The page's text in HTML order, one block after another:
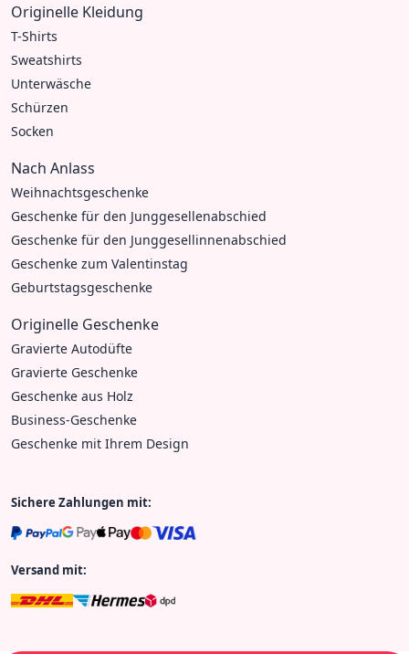
Originelle Kleidung
T-Shirts
Sweatshirts
Unterwäsche
Schürzen
Socken
Nach Anlass
Weihnachtsgeschenke
Geschenke für den Junggesellenabschied
Geschenke für den Junggesellinnenabschied
Geschenke zum Valentinstag
Geburtstagsgeschenke
Originelle Geschenke
Gravierte Autodüfte
Gravierte Geschenke
Geschenke aus Holz
Business-Geschenke
Geschenke mit Ihrem Design
Sichere Zahlungen mit:
Versand mit: